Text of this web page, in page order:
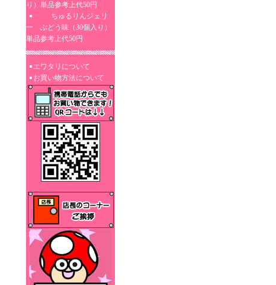
り）単品参考上代50円
ちゅるりんジェリ
ー ぶどう味（30個入り）
単品参考上代50円
エワタリについて
お買い物方法について